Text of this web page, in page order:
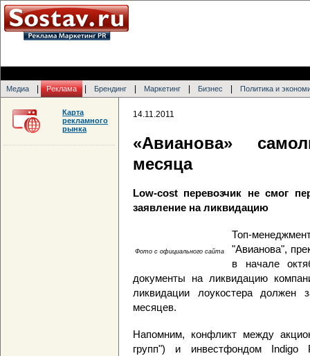
Медиа Реклама Брендинг Маркетинг Бизнес Политика и
14.11.2011
«Авианова»
месяца
Low-cost перевозчик не смог
заявление на ликвидацию
Фото с официального сайта
Топ-
"Авианова",
в начале
документы на ликвидацию
ликвидации лоукостера должен
месяцев.
Напомним, конфликт между
групп") и инвестфондом Indigo
Карта
рекламного
рынка